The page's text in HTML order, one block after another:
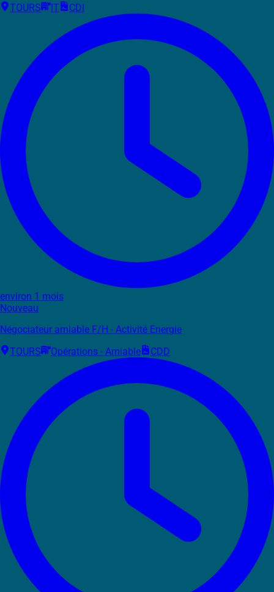
TOURS
IT CDI
environ 1 mois
Nouveau
Négociateur amiable F/H - Activité Energie
TOURS
Opérations - Amiable CDD